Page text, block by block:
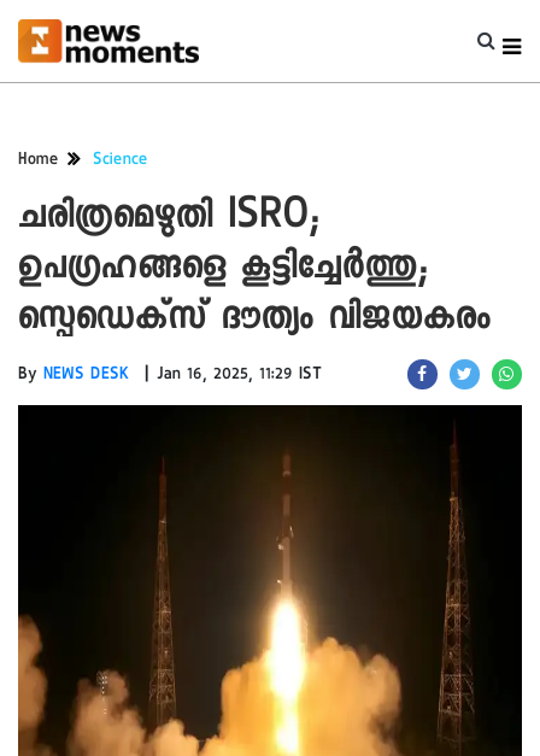
Home Science
ചരിത്രമെഴുതി ISRO;
ഉപഗ്രഹങ്ങളെ കൂട്ടിച്ചേർത്തു;
സ്പെഡെക്‌സ് ദൗത്യം വിജയകരം
By NEWS DESK | Jan 16, 2025, 11:29 IST